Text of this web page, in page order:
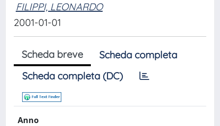
FILIPPI, LEONARDO
2001-01-01
Scheda breve
Scheda completa
Scheda completa (DC)
Anno